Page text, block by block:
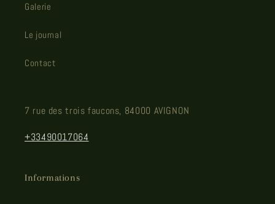
Galerie
Le journal
Contact
7 rue des trois faucons, 84000 AVIGNON
+33490017064
Informations